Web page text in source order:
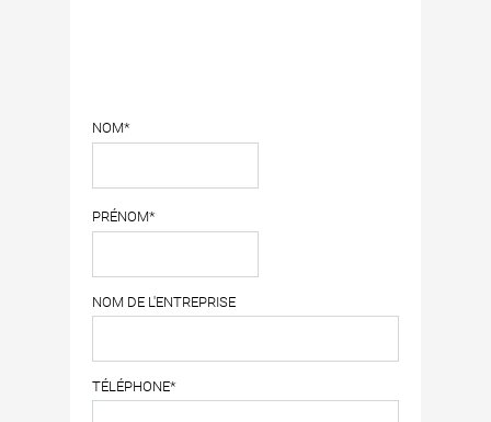
NOM*
PRÉNOM*
NOM DE L'ENTREPRISE
TÉLÉPHONE*